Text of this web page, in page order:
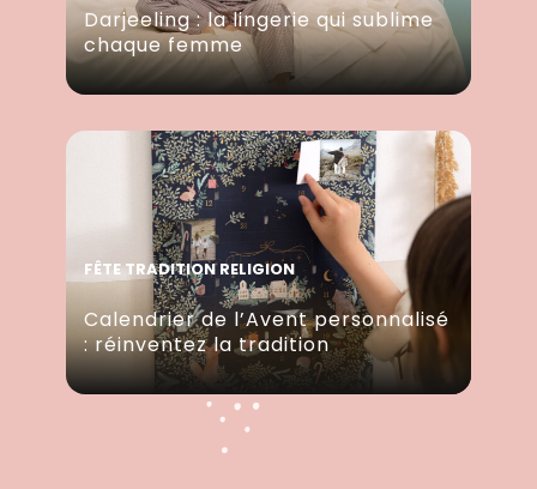
Darjeeling : la lingerie qui sublime
chaque femme
FÊTE TRADITION RELIGION
Calendrier de l’Avent personnalisé
: réinventez la tradition